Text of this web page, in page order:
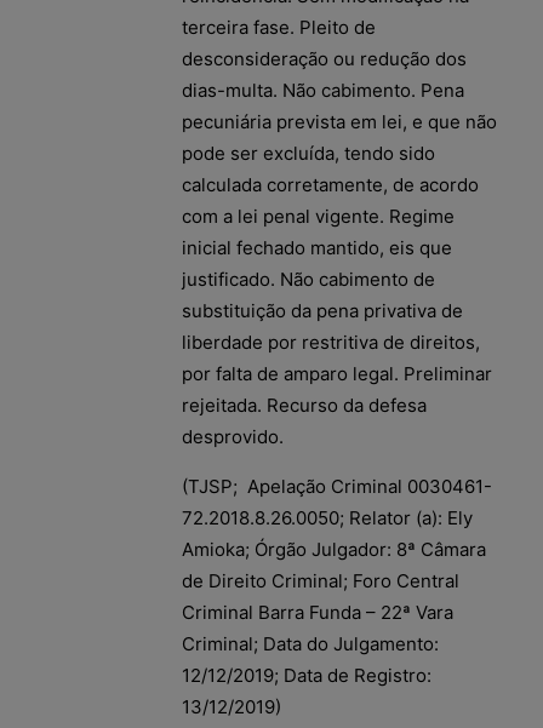
terceira fase. Pleito de
desconsideração ou redução dos
dias-multa. Não cabimento. Pena
pecuniária prevista em lei, e que não
pode ser excluída, tendo sido
calculada corretamente, de acordo
com a lei penal vigente. Regime
inicial fechado mantido, eis que
justificado. Não cabimento de
substituição da pena privativa de
liberdade por restritiva de direitos,
por falta de amparo legal. Preliminar
rejeitada. Recurso da defesa
desprovido.
(TJSP; Apelação Criminal 0030461-
72.2018.8.26.0050; Relator (a): Ely
Amioka; Órgão Julgador: 8ª Câmara
de Direito Criminal; Foro Central
Criminal Barra Funda – 22ª Vara
Criminal; Data do Julgamento:
12/12/2019; Data de Registro:
13/12/2019)